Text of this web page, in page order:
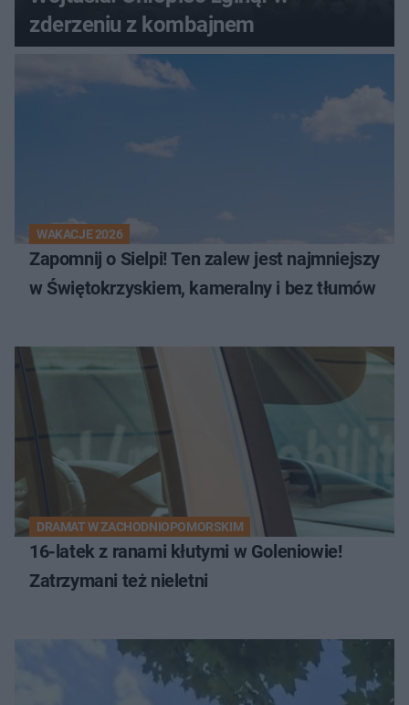
zderzeniu z kombajnem
WAKACJE 2026
Zapomnij o Sielpi! Ten zalew jest najmniejszy
w Świętokrzyskiem, kameralny i bez tłumów
DRAMAT W ZACHODNIOPOMORSKIM
16-latek z ranami kłutymi w Goleniowie!
Zatrzymani też nieletni